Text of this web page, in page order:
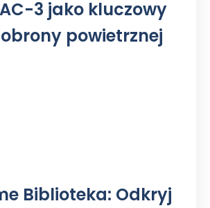
3 jako kluczowy
powietrznej
Biblioteka: Odkryj